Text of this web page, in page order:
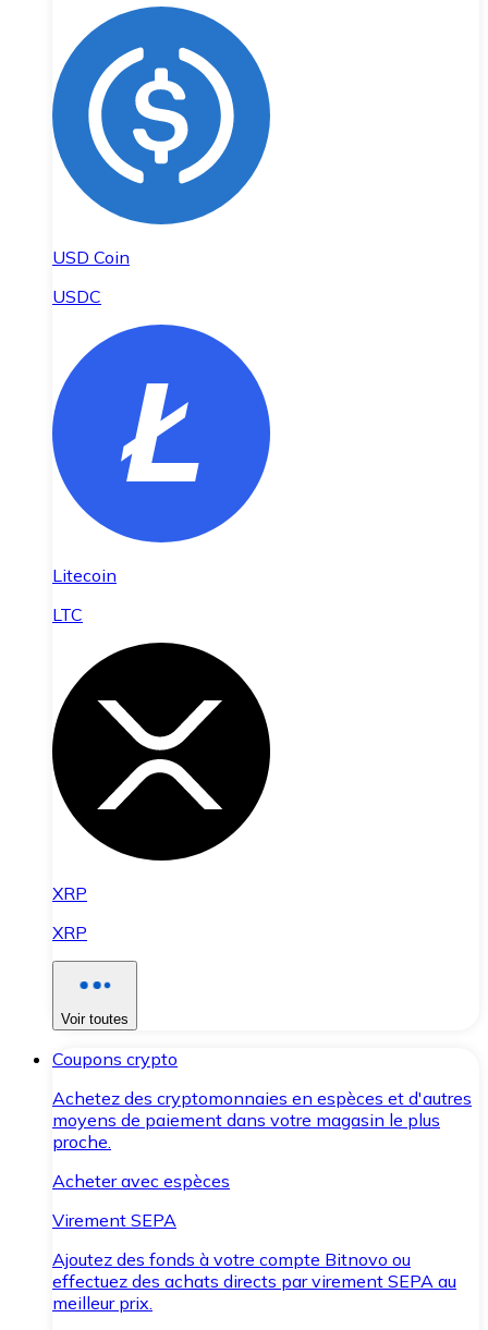
USD Coin
USDC
Litecoin
LTC
XRP
XRP
Voir toutes
Coupons crypto
Achetez des cryptomonnaies en espèces et d'autres
moyens de paiement dans votre magasin le plus
proche.
Acheter avec espèces
Virement SEPA
Ajoutez des fonds à votre compte Bitnovo ou
effectuez des achats directs par virement SEPA au
meilleur prix.